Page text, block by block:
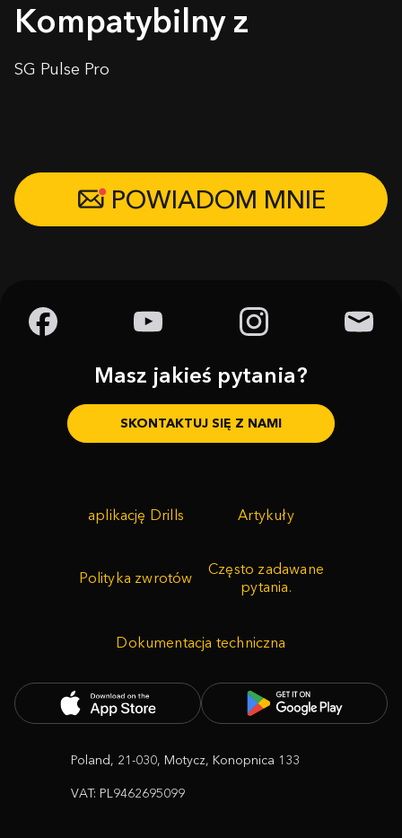
Kompatybilny z
SG Pulse Pro
POWIADOM MNIE
Masz jakieś pytania?
SKONTAKTUJ SIĘ Z NAMI
aplikację Drills Artykuły
Polityka zwrotów
Często zadawane
pytania.
Dokumentacja techniczna
Poland, 21-030, Motycz, Konopnica 133
VAT: PL9462695099